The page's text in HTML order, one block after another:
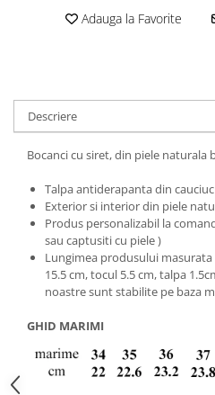
Adauga la Favorite
Descriere
Bocanci cu siret, din piele naturala
Talpa antiderapanta din cauciuc
Exterior si interior din piele
Produs personalizabil la
sau captusiti cu piele )
Lungimea produsului masurata
15.5 cm, tocul 5.5 cm, talpa
noastre sunt stabilite pe baza
GHID MARIMI